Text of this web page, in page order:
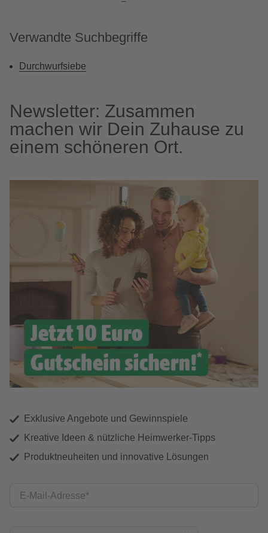
Verwandte Suchbegriffe
Durchwurfsiebe
Newsletter: Zusammen
machen wir Dein Zuhause zu
einem schöneren Ort.
Exklusive Angebote und Gewinnspiele
Kreative Ideen & nützliche Heimwerker-Tipps
Produktneuheiten und innovative Lösungen
E-Mail-Adresse